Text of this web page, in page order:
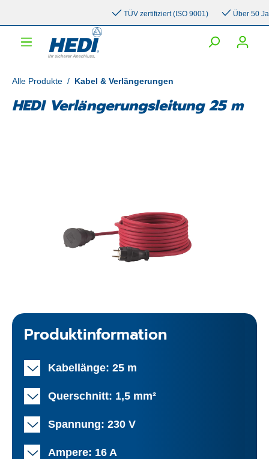
TÜV zertifiziert (ISO 9001) Über 50
Alle Produkte / Kabel & Verlängerungen
HEDI Verlängerungsleitung 25 m
Produktinformation
Kabellänge: 25 m
Querschnitt: 1,5 mm²
Spannung: 230 V
Ampere: 16 A